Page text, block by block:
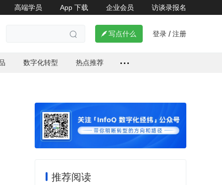
高端学员 App 下载 企业会员 访谈录报名
  写点什么 登录 / 注册
数字化转型 热点推荐
推荐阅读